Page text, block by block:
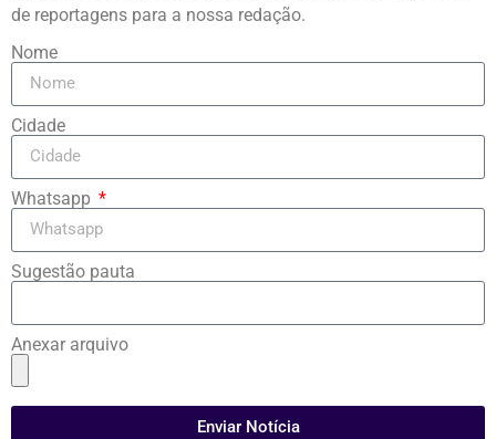
de reportagens para a nossa redação.
Nome
Cidade
Whatsapp
Sugestão pauta
Anexar arquivo
Enviar Notícia